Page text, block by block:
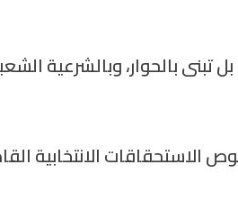
تبنى بالحوار، وبالشرعية
الاستحقاقات الانتخابية